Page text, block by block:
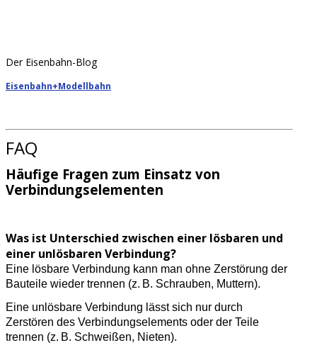
Der Eisenbahn-Blog
Eisenbahn+Modellbahn
FAQ
Häufige Fragen zum Einsatz von
Verbindungselementen
Was ist Unterschied zwischen einer lösbaren und
einer unlösbaren Verbindung?
Eine lösbare Verbindung kann man ohne Zerstörung der
Bauteile wieder trennen (z. B. Schrauben, Muttern).
Eine unlösbare Verbindung lässt sich nur durch
Zerstören des Verbindungselements oder der Teile
trennen (z. B. Schweißen, Nieten).